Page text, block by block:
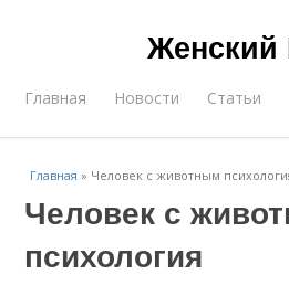
Главная Новости Статьи
Главная » Человек с животным
Человек с
психология